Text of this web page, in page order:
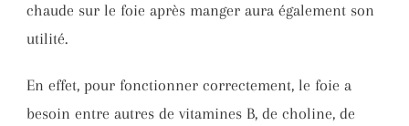
chaude sur le foie après manger aura également son
utilité.
En effet, pour fonctionner correctement, le foie a
besoin entre autres de vitamines B, de choline, de